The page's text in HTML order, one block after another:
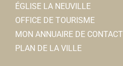
ÉGLISE LA NEUVILLE
OFFICE DE TOURISME
MON ANNUAIRE DE CONTACT
PLAN DE LA VILLE